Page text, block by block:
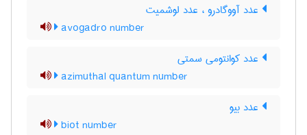
عدد آووگادرو ، عدد لوشمیت
avogadro number
عدد کوانتومی سمتی
azimuthal quantum number
عدد بیو
biot number